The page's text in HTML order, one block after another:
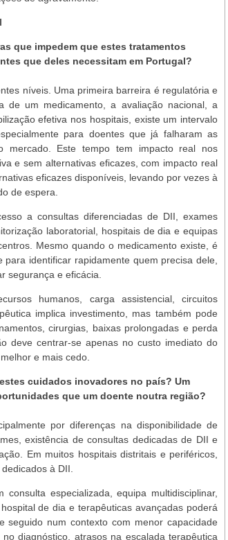
que impedem que estes tratamentos
que deles necessitam em Portugal?
níveis. Uma primeira barreira é regulatória e
de um medicamento, a avaliação nacional, a
efetiva nos hospitais, existe um intervalo
para doentes que já falharam as
mercado. Este tempo tem impacto real nos
e sem alternativas eficazes, com impacto real
eficazes disponíveis, levando por vezes à
de espera.
a consultas diferenciadas de DII, exames
laboratorial, hospitais de dia e equipas
Mesmo quando o medicamento existe, é
identificar rapidamente quem precisa dele,
segurança e eficácia.
humanos, carga assistencial, circuitos
implica investimento, mas também pode
cirurgias, baixas prolongadas e perda
deve centrar-se apenas no custo imediato do
e mais cedo.
cuidados inovadores no país? Um
que um doente noutra região?
por diferenças na disponibilidade de
existência de consultas dedicadas de DII e
Em muitos hospitais distritais e periféricos,
à DII.
especializada, equipa multidisciplinar,
de dia e terapêuticas avançadas poderá
num contexto com menor capacidade
diagnóstico, atrasos na escalada terapêutica